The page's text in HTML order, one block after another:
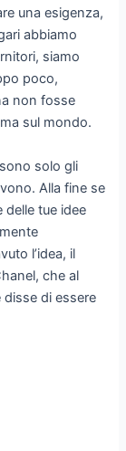
una esigenza,
abbiamo
siamo
poco,
non fosse
sul mondo.
solo gli
Alla fine se
delle tue idee
l’idea, il
che al
di essere